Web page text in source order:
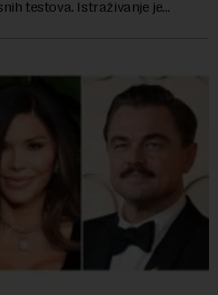
testova. Istraživanje je